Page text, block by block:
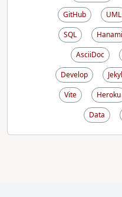
GitHub
UML
SQL
Hanami
AsciiDoc
Develop
Vite
Heroku
Data